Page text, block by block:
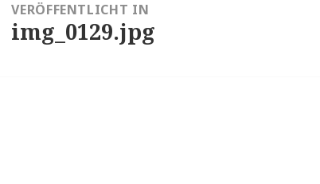
VERÖFFENTLICHT IN
img_0129.jpg